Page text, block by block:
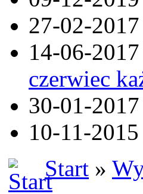
27-02-2017
14-06-2017
czerwiec
30-01-2017
10-11-2015
Start »